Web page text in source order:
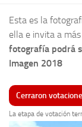
Galería de videos
Ganadores
Sala de Prensa
Esta es la
ella e invita a
fotografía podrá
Imagen 2018
La etapa de votación